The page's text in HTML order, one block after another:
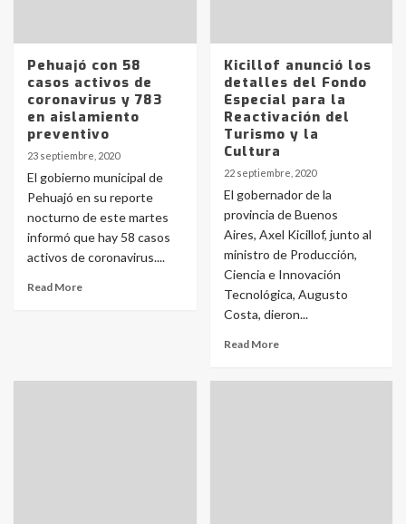
Pehuajó con 58
casos activos de
coronavirus y 783
en aislamiento
preventivo
23 septiembre, 2020
El gobierno municipal de
Pehuajó en su reporte
nocturno de este martes
informó que hay 58 casos
activos de coronavirus....
Read More
Kicillof anunció los
detalles del Fondo
Especial para la
Reactivación del
Turismo y la
Cultura
22 septiembre, 2020
El gobernador de la
provincia de Buenos
Aires, Axel Kicillof, junto al
ministro de Producción,
Ciencia e Innovación
Tecnológica, Augusto
Costa, dieron...
Read More